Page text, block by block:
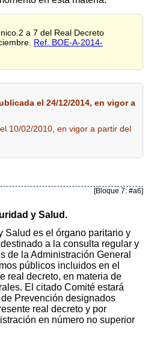
a 7 del Real Decreto
Ref. BOE-A-2014-
el 24/12/2014, en vigor a
10/02/2010, en vigor a partir del
[Bloque 7: #a6]
y Salud.
Salud es el órgano paritario y
a la consulta regular y
de la Administración General
públicos incluidos en el
real decreto, en materia de
El citado Comité estará
Prevención designados
real decreto y por
en número no superior